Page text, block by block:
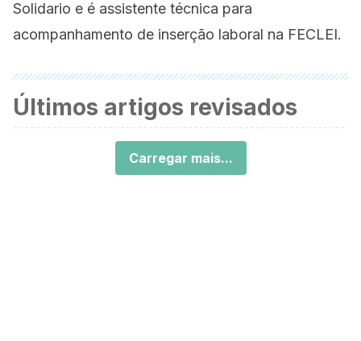
Solidario e é assistente técnica para
acompanhamento de inserção laboral na FECLEI.
Últimos artigos revisados
Carregar mais...